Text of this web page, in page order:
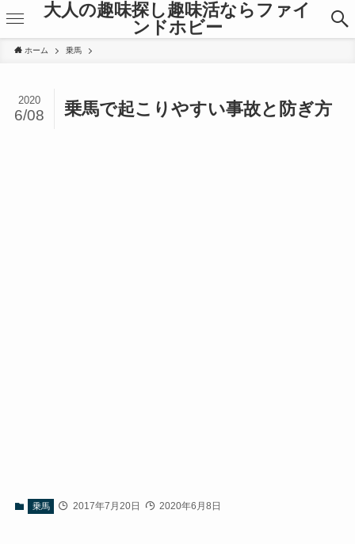
大人の趣味探し趣味活ならファイ
ンドホビー
ホーム 乗馬
乗馬で起こりやすい事故と防ぎ方
2020
6/08
乗馬 2017年7月20日 2020年6月8日